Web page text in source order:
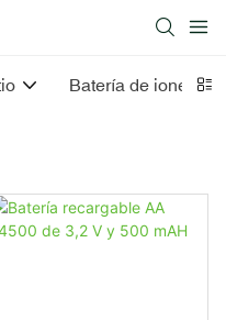
Batería de iones de